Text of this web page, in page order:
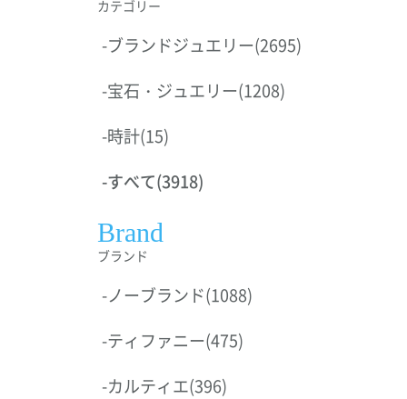
カテゴリー
-ブランドジュエリー(2695)
-宝石・ジュエリー(1208)
-時計(15)
-すべて(3918)
Brand
ブランド
-ノーブランド(1088)
-ティファニー(475)
-カルティエ(396)